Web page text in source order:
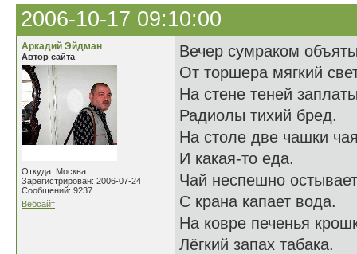
2006-10-17 09:10:00
Аркадий Эйдман
Автор сайта
Откуда: Москва
Зарегистрирован: 2006-07-24
Сообщений: 9237
Вебсайт
Вечер сумраком
От торшера мягкий
На стене теней
Радиолы тихий бред.
На столе две чашки
И какая-то еда.
Чай неспешно
С крана капает вода.
На ковре печенья
Лёгкий запах табака.